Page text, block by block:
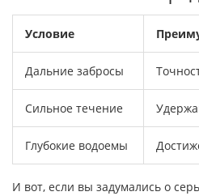
Условие
Дальние забросы
Сильное течение
Глубокие водоемы
И вот, если вы задумались о